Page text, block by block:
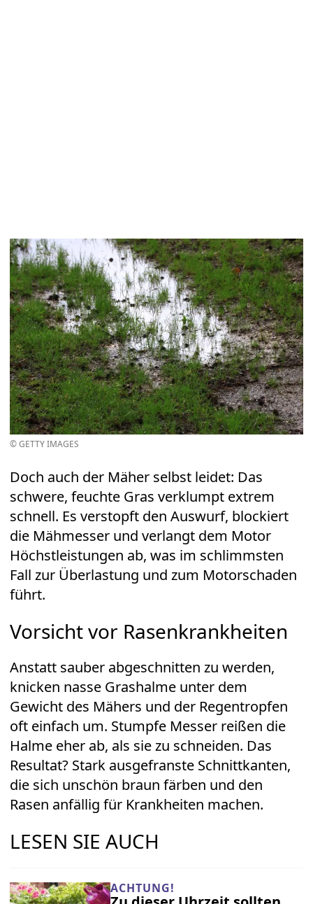
© GETTY IMAGES
Doch auch der Mäher selbst leidet: Das
schwere, feuchte Gras verklumpt extrem
schnell. Es verstopft den Auswurf, blockiert
die Mähmesser und verlangt dem Motor
Höchstleistungen ab, was im schlimmsten
Fall zur Überlastung und zum Motorschaden
führt.
Vorsicht vor Rasenkrankheiten
Anstatt sauber abgeschnitten zu werden,
knicken nasse Grashalme unter dem
Gewicht des Mähers und der Regentropfen
oft einfach um. Stumpfe Messer reißen die
Halme eher ab, als sie zu schneiden. Das
Resultat? Stark ausgefranste Schnittkanten,
die sich unschön braun färben und den
Rasen anfällig für Krankheiten machen.
LESEN SIE AUCH
ACHTUNG!